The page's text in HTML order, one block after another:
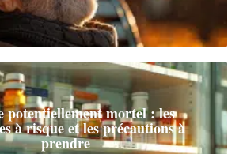
potentiellement mortel : les
à risque et les précautions à
prendre